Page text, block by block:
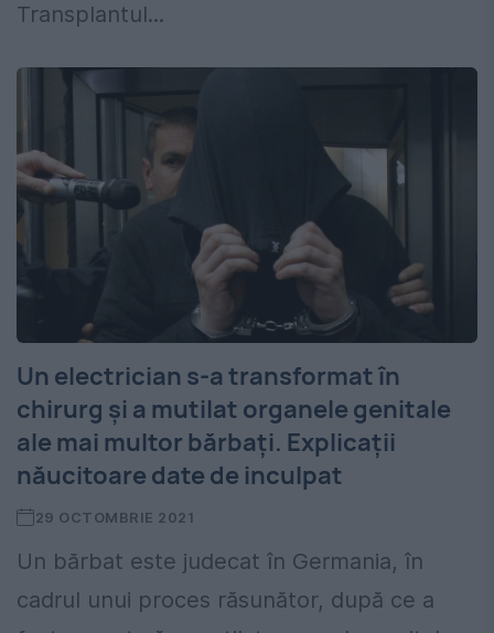
Transplantul...
Un electrician s-a transformat în
chirurg și a mutilat organele genitale
ale mai multor bărbați. Explicații
năucitoare date de inculpat
29 OCTOMBRIE 2021
Un bărbat este judecat în Germania, în
cadrul unui proces răsunător, după ce a